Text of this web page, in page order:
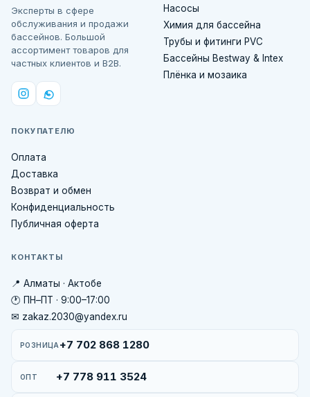
Эксперты в сфере
обслуживания и продажи
бассейнов. Большой
ассортимент товаров для
частных клиентов и B2B.
Насосы
Химия для бассейна
Трубы и фитинги PVC
Бассейны Bestway & Intex
Плёнка и мозаика
ПОКУПАТЕЛЮ
Оплата
Доставка
Возврат и обмен
Конфиденциальность
Публичная оферта
КОНТАКТЫ
📍 Алматы · Актобе
🕐 ПН–ПТ · 9:00–17:00
✉ zakaz.2030@yandex.ru
РОЗНИЦА +7 702 868 1280
ОПТ +7 778 911 3524